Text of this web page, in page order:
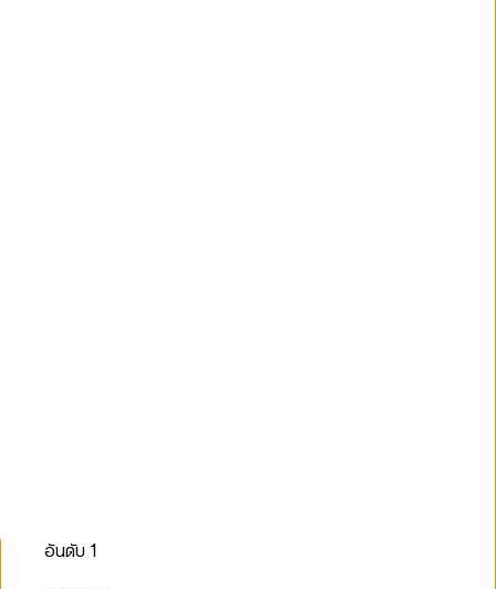
อันดับ 1